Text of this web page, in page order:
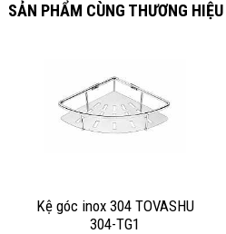
SẢN PHẨM CÙNG THƯƠNG HIỆU
Kệ góc inox 304 TOVASHU
304-TG1